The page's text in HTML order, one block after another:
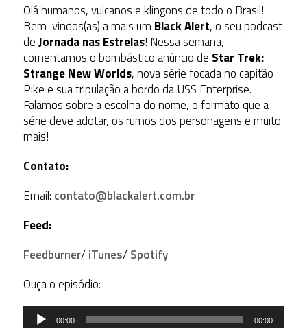
Olá humanos, vulcanos e klingons de todo o Brasil!
Bem-vindos(as) a mais um Black Alert, o seu podcast
deJornada nas Estrelas! Nessa semana,
comentamos o bombástico anúncio de Star Trek:
Strange New Worlds, nova série focada no capitão
Pike e sua tripulação a bordo da USS Enterprise.
Falamos sobre a escolha do nome, o formato que a
série deve adotar, os rumos dos personagens e muito
mais!
Contato:
Email: contato@blackalert.com.br
Feed:
Feedburner/ iTunes/ Spotify
Ouça o episódio:
Tocador
00:00 00:00